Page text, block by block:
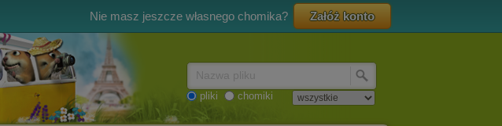
Nie masz jeszcze własnego chomika? Załóż konto
pliki chomiki